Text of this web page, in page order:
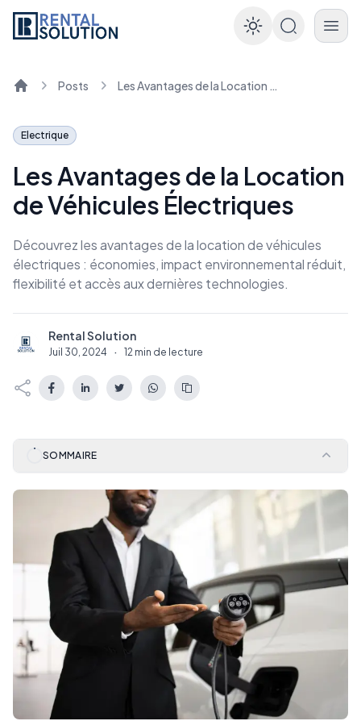
Enable
Posts Les Avantages de la Location de Véhicules Électriques
Electrique
Les Avantages de la Location
de Véhicules Électriques
Découvrez les avantages de la location de véhicules
électriques : économies, impact environnemental réduit,
flexibilité et accès aux dernières technologies.
R Rental Solution
Juil 30, 2024 · 12 min de lecture
SOMMAIRE